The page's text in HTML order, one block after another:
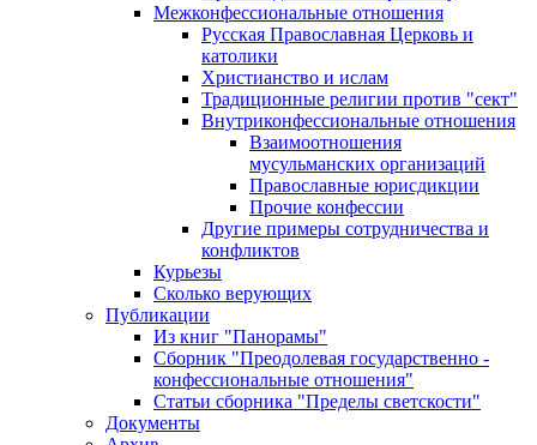
Межконфессиональные отношения
Русская Православная Церковь и
католики
Христианство и ислам
Традиционные религии против "сект"
Внутриконфессиональные отношения
Взаимоотношения
мусульманских организаций
Православные юрисдикции
Прочие конфессии
Другие примеры сотрудничества и
конфликтов
Курьезы
Сколько верующих
Публикации
Из книг "Панорамы"
Сборник "Преодолевая государственно -
конфессиональные отношения"
Статьи сборника "Пределы светскости"
Документы